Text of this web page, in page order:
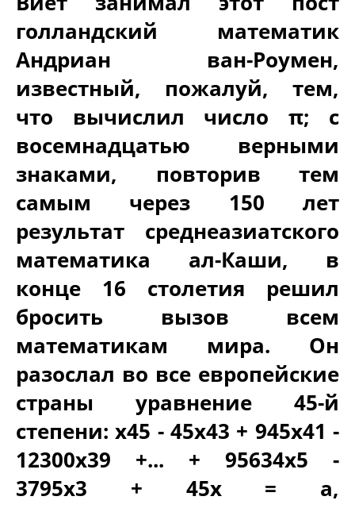
голландский математик
Андриан ван-Роумен,
известный, пожалуй, тем,
что вычислил число π; с
восемнадцатью верными
знаками, повторив тем
самым через 150 лет
результат среднеазиатского
математика ал-Каши, в
конце 16 столетия решил
бросить вызов всем
математикам мира. Он
разослал во все европейские
страны уравнение 45-й
степени: x45 - 45x43 + 945x41 -
12300x39 +... + 95634x5 -
3795x3 + 45x = a,